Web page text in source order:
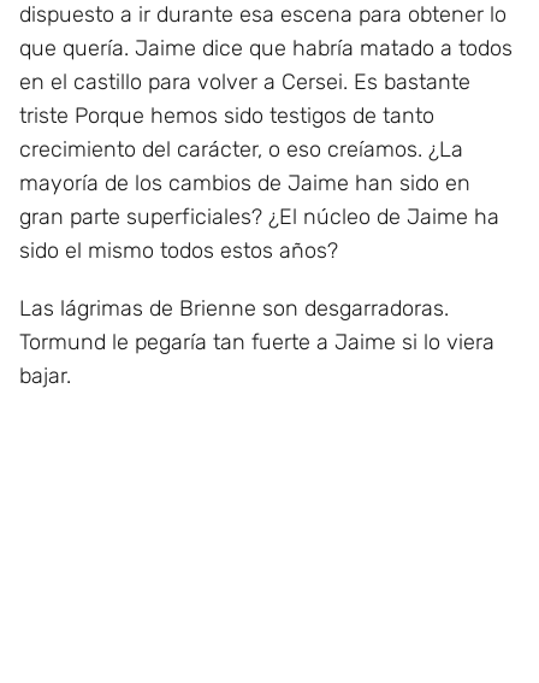
dispuesto a ir durante esa escena para obtener lo
que quería. Jaime dice que habría matado a todos
en el castillo para volver a Cersei. Es bastante
triste Porque hemos sido testigos de tanto
crecimiento del carácter, o eso creíamos. ¿La
mayoría de los cambios de Jaime han sido en
gran parte superficiales? ¿El núcleo de Jaime ha
sido el mismo todos estos años?
Las lágrimas de Brienne son desgarradoras.
Tormund le pegaría tan fuerte a Jaime si lo viera
bajar.